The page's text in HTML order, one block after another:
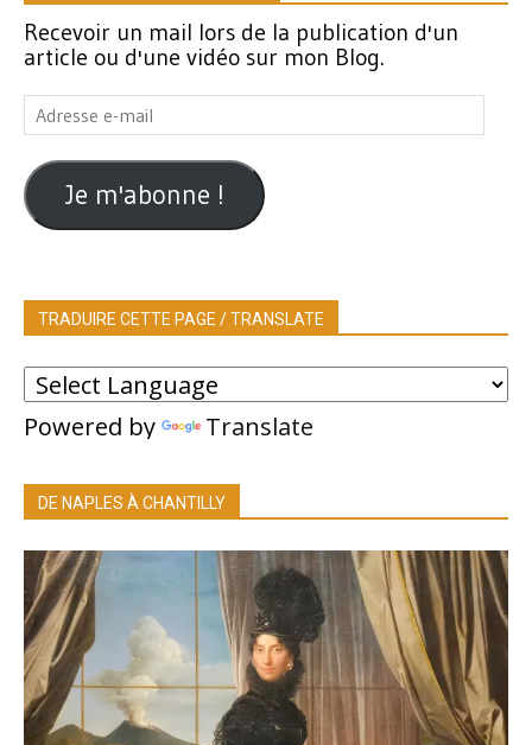
Recevoir un mail lors de la publication d'un
article ou d'une vidéo sur mon Blog.
Adresse
e-
mail
Je m'abonne !
TRADUIRE CETTE PAGE / TRANSLATE
Powered by Translate
DE NAPLES À CHANTILLY